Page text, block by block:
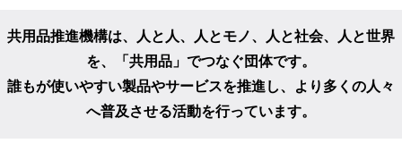
共用品推進機構は、人と人、人とモノ、人と社会、人と世界
を、
「共用品」でつなぐ団体です。
誰もが使いやすい製品やサービスを推進し、
より多くの人々
へ普及させる活動を行っています。